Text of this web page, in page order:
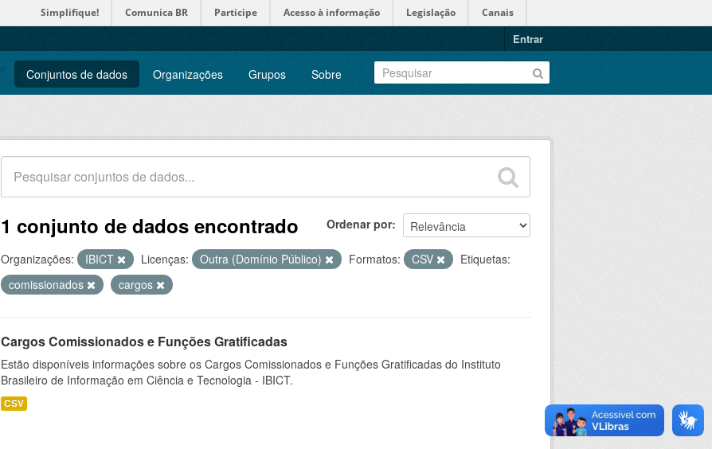
Simplifique! Comunica BR Participe Acesso à informação Legislação Canais
Entrar
Conjuntos de dados Organizações Grupos Sobre
Ordenar por
1 conjunto de dados encontrado
Organizações: IBICT Licenças: Outra (Domínio Público) Formatos: CSV
Etiquetas:
comissionados
cargos
Cargos Comissionados e Funções Gratificadas
Estão disponíveis informações sobre os Cargos Comissionados e Funções Gratificadas do Instituto
Brasileiro de Informação em Ciência e Tecnologia - IBICT.
CSV